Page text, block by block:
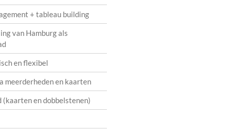
+ tableau building
van Hamburg als
en flexibel
meerderheden en kaarten
(kaarten en dobbelstenen)